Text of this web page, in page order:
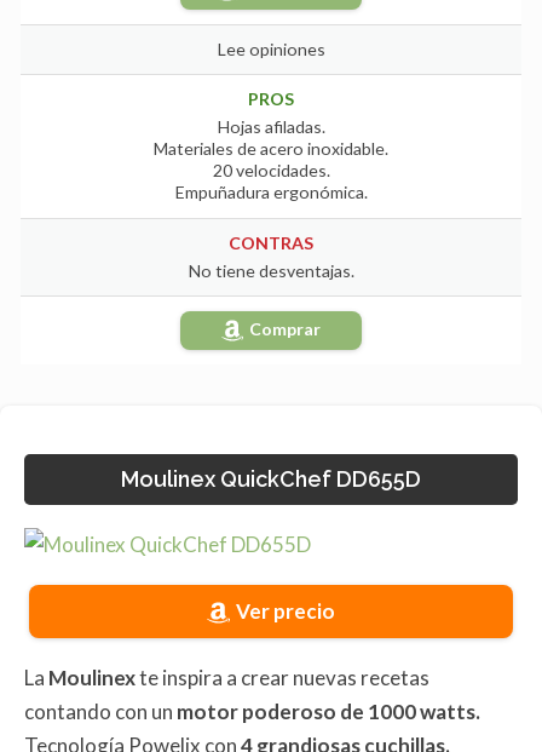
Lee opiniones
PROS
Hojas afiladas.
Materiales de acero inoxidable.
20 velocidades.
Empuñadura ergonómica.
CONTRAS
No tiene desventajas.
Comprar
Moulinex QuickChef DD655D
Ver precio
La Moulinexte inspira a crear nuevas recetas
contando con un motor poderoso de 1000 watts.
Tecnología Powelix con4 grandiosas cuchillas.